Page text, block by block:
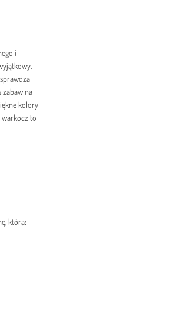
i
zabaw na
kolory
warkocz to
która: